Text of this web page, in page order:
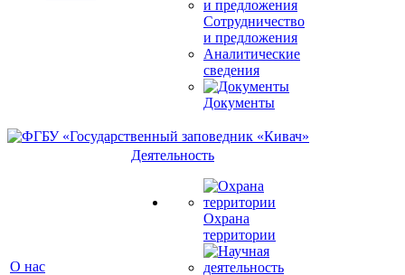
Сотрудничество
и предложения
Аналитические
сведения
Документы
О нас
Деятельность
Охрана
территории